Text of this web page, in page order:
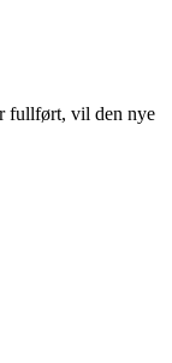
fullført, vil den nye